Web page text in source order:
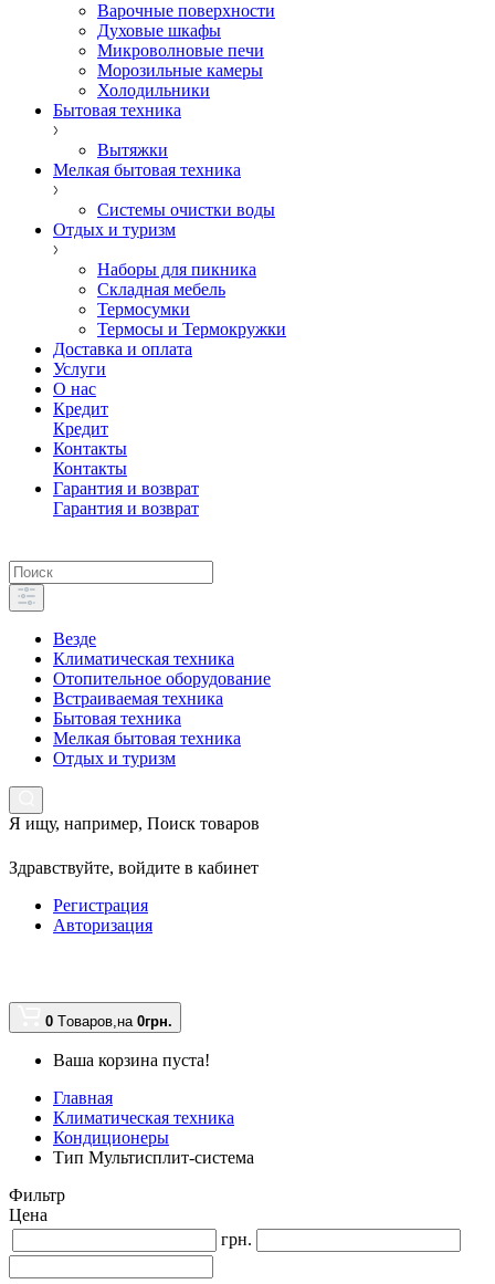
Варочные поверхности
Духовые шкафы
Микроволновые печи
Морозильные камеры
Холодильники
Бытовая техника
Вытяжки
Мелкая бытовая техника
Системы очистки воды
Отдых и туризм
Наборы для пикника
Складная мебель
Термосумки
Термосы и Термокружки
Доставка и оплата
Услуги
О нас
Кредит
Кредит
Контакты
Контакты
Гарантия и возврат
Гарантия и возврат
Везде
Климатическая техника
Отопительное оборудование
Встраиваемая техника
Бытовая техника
Мелкая бытовая техника
Отдых и туризм
Я ищу, например, Поиск товаров
Здравствуйте, войдите в кабинет
Регистрация
Авторизация
0 Tоваров,на 0грн.
Ваша корзина пуста!
Главная
Климатическая техника
Кондиционеры
Тип Мультисплит-система
Фильтр
Цена
грн.